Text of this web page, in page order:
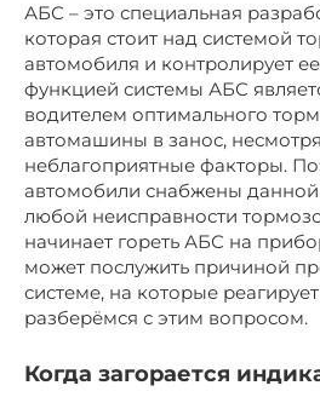
АБС – это специальная
которая стоит над системой
автомобиля и контролирует
функцией системы АБС
водителем оптимального
автомашины в занос,
неблагоприятные факторы.
автомобили снабжены данной
любой неисправности
начинает гореть АБС на
может послужить причиной
системе, на которые
разберёмся с этим вопросом.
Когда загорается